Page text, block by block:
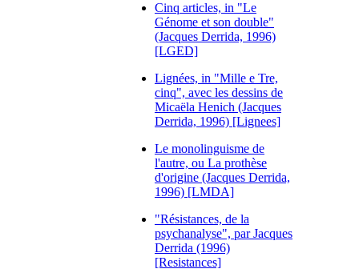
Cinq articles, in "Le
Génome et son double"
(Jacques Derrida, 1996)
[LGED]
Lignées, in "Mille e Tre,
cinq", avec les dessins de
Micaëla Henich (Jacques
Derrida, 1996) [Lignees]
Le monolinguisme de
l'autre, ou La prothèse
d'origine (Jacques Derrida,
1996) [LMDA]
"Résistances, de la
psychanalyse", par Jacques
Derrida (1996)
[Resistances]